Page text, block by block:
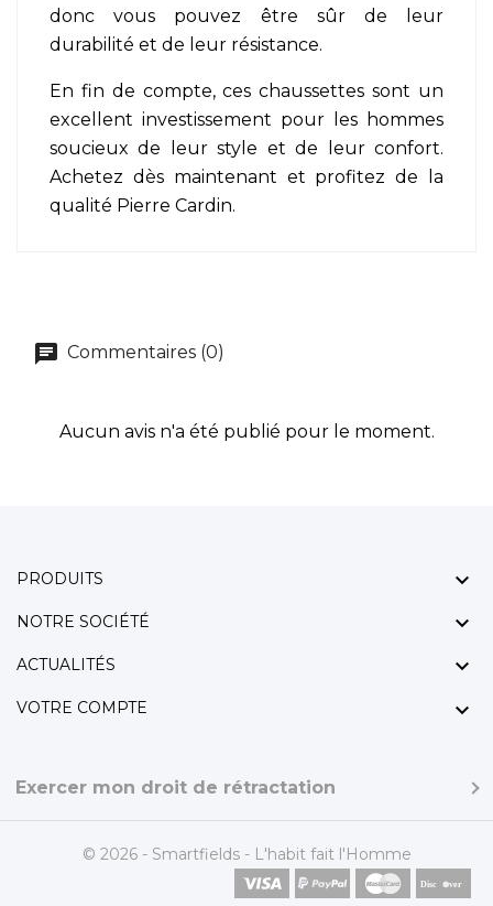
donc vous pouvez être sûr de leur
durabilité et de leur résistance.
En fin de compte, ces chaussettes sont un
excellent investissement pour les hommes
soucieux de leur style et de leur confort.
Achetez dès maintenant et profitez de la
qualité Pierre Cardin.
Commentaires (0)
Aucun avis n'a été publié pour le moment.
PRODUITS 
NOTRE SOCIÉTÉ 
ACTUALITÉS 
VOTRE COMPTE 
Exercer mon droit de rétractation
© 2026 - Smartfields - L'habit fait l'Homme
Disc ver